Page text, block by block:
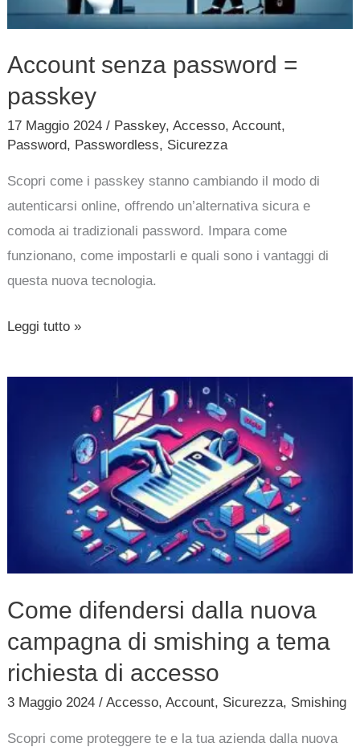
Account senza password =
passkey
17 Maggio 2024/ Passkey,Accesso,Account,
Password, Passwordless, Sicurezza
Scopri come i passkey stanno cambiando il modo di
autenticarsi online, offrendo un’alternativa sicura e
comoda ai tradizionali password. Impara come
funzionano, come impostarli e quali sono i vantaggi di
questa nuova tecnologia.
Leggi tutto »
Come difendersi dalla nuova
campagna di smishing a tema
richiesta di accesso
3 Maggio 2024/Accesso,Account, Sicurezza, Smishing
Scopri come proteggere te e la tua azienda dalla nuova
campagna
richiesta
di
accesso